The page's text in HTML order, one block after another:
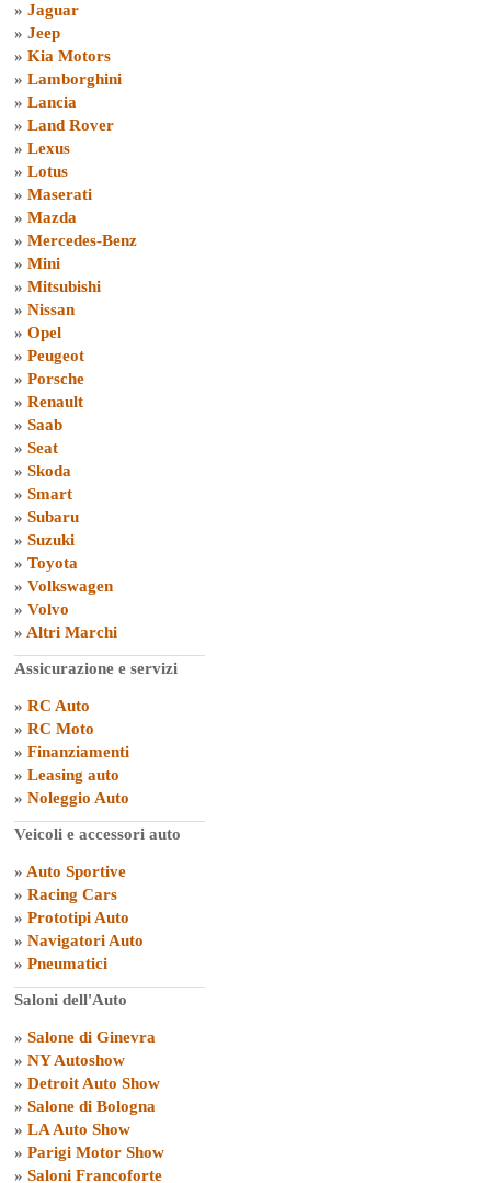
» Jaguar
» Jeep
» Kia Motors
» Lamborghini
» Lancia
» Land Rover
» Lexus
» Lotus
» Maserati
» Mazda
» Mercedes-Benz
» Mini
» Mitsubishi
» Nissan
» Opel
» Peugeot
» Porsche
» Renault
» Saab
» Seat
» Skoda
» Smart
» Subaru
» Suzuki
» Toyota
» Volkswagen
» Volvo
» Altri Marchi
Assicurazione e servizi
» RC Auto
» RC Moto
» Finanziamenti
» Leasing auto
» Noleggio Auto
Veicoli e accessori auto
» Auto Sportive
» Racing Cars
» Prototipi Auto
» Navigatori Auto
» Pneumatici
Saloni dell'Auto
» Salone di Ginevra
» NY Autoshow
» Detroit Auto Show
» Salone di Bologna
» LA Auto Show
» Parigi Motor Show
» Saloni Francoforte